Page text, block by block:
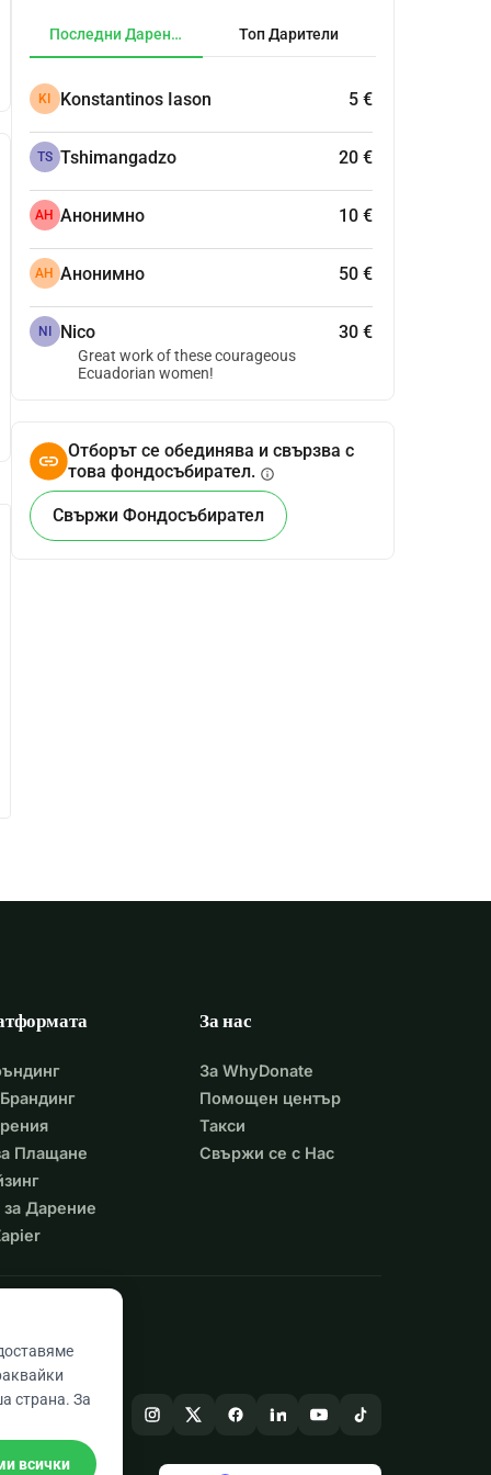
Последни Дарения Топ Дарители
KI Konstantinos Iason 5 €
TS Tshimangadzo 20 €
АН Анонимно 10 €
АН Анонимно 50 €
NI Nico 30 €
Great work of these courageous
Ecuadorian women!
Отборът се обединява и свързва с
това фондосъбирател. info
Свържи Фондосъбирател
Плащане
Дарение
За нас
За WhyDonate
Помощен център
Такси
Свържи се с Нас
страна. За
всички